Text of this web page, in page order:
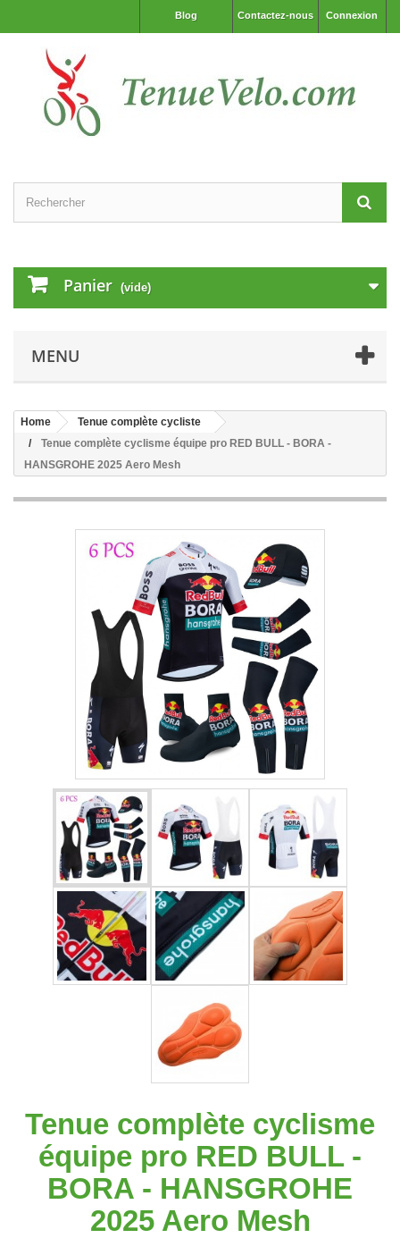
Connexion
Contactez-nous
Blog
Panier (vide)
MENU
Home
Tenue complète cycliste
Tenue complète cyclisme équipe pro RED BULL - BORA -
HANSGROHE 2025 Aero Mesh
Tenue complète cyclisme
équipe pro RED BULL -
BORA - HANSGROHE
2025 Aero Mesh